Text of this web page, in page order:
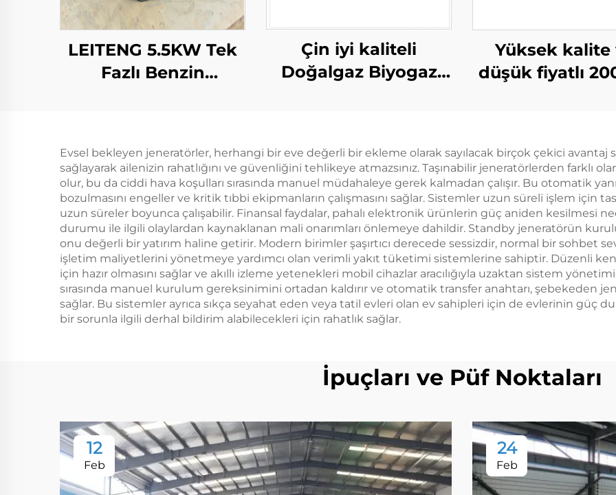
LEITENG 5.5KW Tek
Fazlı Benzin
Nominal Gücü 380V
Nominal Gerilimi Geri
Çekme
Çin iyi kaliteli
Doğalgaz Biyogaz
Yüksek kalite
düşük fiyatlı
Evsel bekleyen jeneratörler, herhangi bir eve değerli bir ekleme olarak sayılacak birçok çekici avantaj
sağlayarak ailenizin rahatlığını ve güvenliğini tehlikeye atmazsınız. Taşınabilir jeneratörlerden farklı
olur, bu da ciddi hava koşulları sırasında manuel müdahaleye gerek kalmadan çalışır. Bu otomatik
bozulmasını engeller ve kritik tıbbi ekipmanların çalışmasını sağlar. Sistemler uzun süreli işlem için
uzun süreler boyunca çalışabilir. Finansal faydalar, pahalı elektronik ürünlerin güç aniden kesilmesi
durumu ile ilgili olaylardan kaynaklanan mali onarımları önlemeye dahildir. Standby jeneratörün
onu değerli bir yatırım haline getirir. Modern birimler şaşırtıcı derecede sessizdir, normal bir sohbet
işletim maliyetlerini yönetmeye yardımcı olan verimli yakıt tüketimi sistemlerine sahiptir. Düzenli
için hazır olmasını sağlar ve akıllı izleme yetenekleri mobil cihazlar aracılığıyla uzaktan sistem
sırasında manuel kurulum gereksinimini ortadan kaldırır ve otomatik transfer anahtarı, şebekeden
sağlar. Bu sistemler ayrıca sıkça seyahat eden veya tatil evleri olan ev sahipleri için de evlerinin güç
bir sorunla ilgili derhal bildirim alabilecekleri için rahatlık sağlar.
İpuçları ve Püf Noktaları
12
Feb
24
Feb